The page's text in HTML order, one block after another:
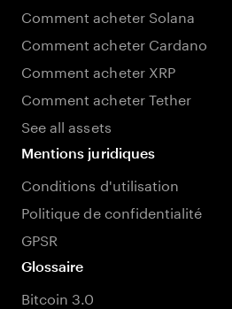
Comment acheter Solana
Comment acheter Cardano
Comment acheter XRP
Comment acheter Tether
See all assets
Mentions juridiques
Conditions d'utilisation
Politique de confidentialité
GPSR
Glossaire
Bitcoin 3.0